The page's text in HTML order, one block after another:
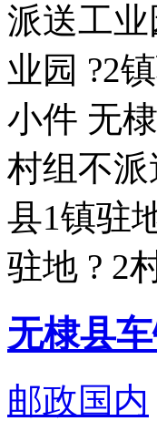
派送工
业园 ?2
小件 无
村组不
县1镇驻
驻地 ? 2
无棣县
邮政国内